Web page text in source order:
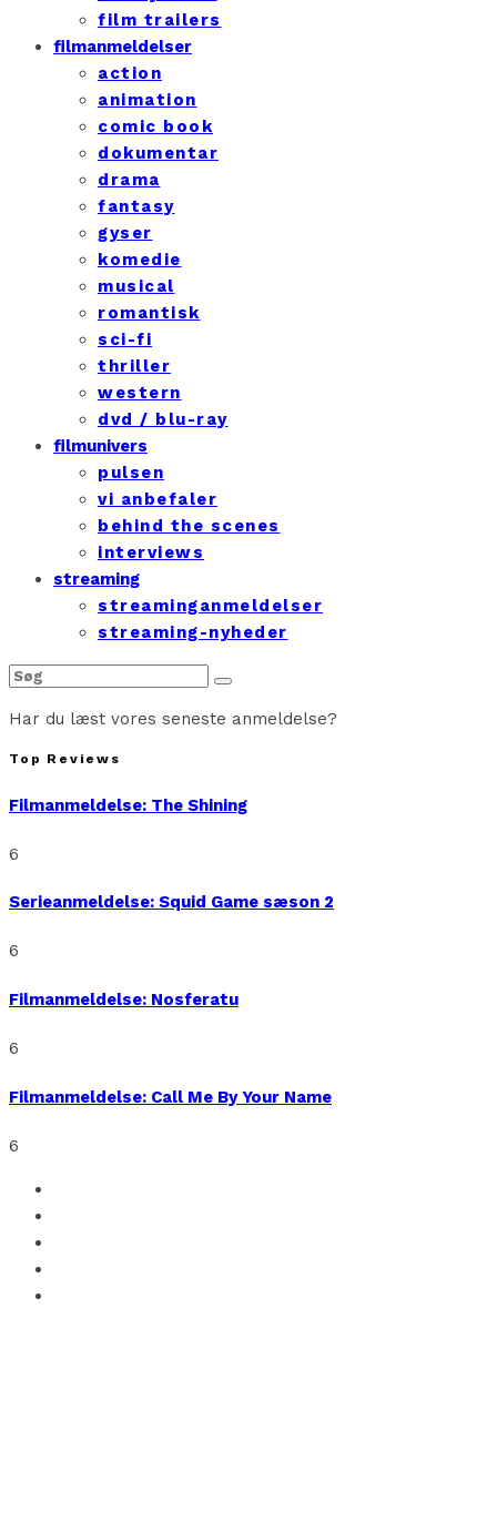
film trailers
filmanmeldelser
action
animation
comic book
dokumentar
drama
fantasy
gyser
komedie
musical
romantisk
sci-fi
thriller
western
dvd / blu-ray
filmunivers
pulsen
vi anbefaler
behind the scenes
interviews
streaming
streaminganmeldelser
streaming-nyheder
Har du læst vores seneste anmeldelse?
Top Reviews
Filmanmeldelse: The Shining
6
Serieanmeldelse: Squid Game sæson 2
6
Filmanmeldelse: Nosferatu
6
Filmanmeldelse: Call Me By Your Name
6